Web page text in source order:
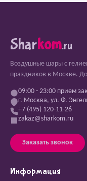
Sharkom.ru
Воздушные шары с
праздников в Москве.
09:00 - 23:00 прием
г. Москва, ул. Ф.
+7 (495) 120-11-26
zakaz@sharkom.ru
Заказать звонок
Информация